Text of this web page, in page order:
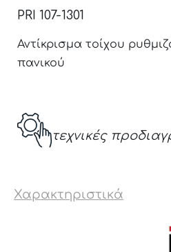
PRI 107-1301
Αντίκρισμα τοίχου
πανικού
τεχνικές
Χαρακτηριστικά